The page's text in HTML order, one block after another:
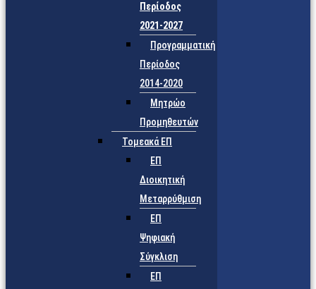
Περίοδος
2021-2027
Προγραμματική
Περίοδος
2014-2020
Μητρώο
Προμηθευτών
Τομεακά ΕΠ
ΕΠ
Διοικητική
Μεταρρύθμιση
ΕΠ
Ψηφιακή
Σύγκλιση
ΕΠ